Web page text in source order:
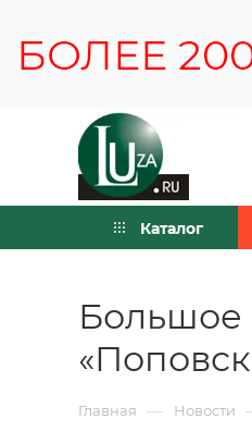
Каталог
Большое
Главная — Новости